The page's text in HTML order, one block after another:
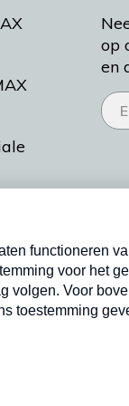
Bakt
op
en
Neem hier